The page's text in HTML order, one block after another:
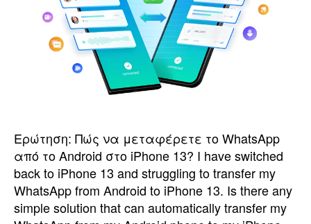
o
l
r
Ερώτηση: Πώς να μεταφέρετε το WhatsApp
από το Android στο iPhone 13? I have switched
back to iPhone 13 and struggling to transfer my
WhatsApp from Android to iPhone 13. Is there any
simple solution that can automatically transfer my